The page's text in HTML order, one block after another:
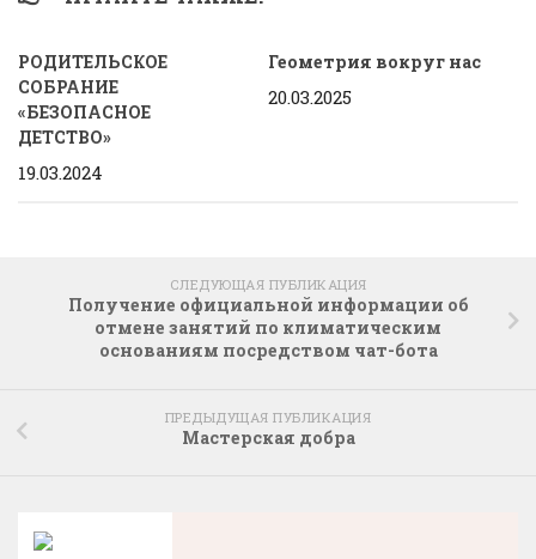
РОДИТЕЛЬСКОЕ
СОБРАНИЕ
«БЕЗОПАСНОЕ
ДЕТСТВО»
19.03.2024
Геометрия вокруг нас
20.03.2025
СЛЕДУЮЩАЯ ПУБЛИКАЦИЯ
Получение официальной информации об
отмене занятий по климатическим
основаниям посредством чат-бота
ПРЕДЫДУЩАЯ ПУБЛИКАЦИЯ
Мастерская добра